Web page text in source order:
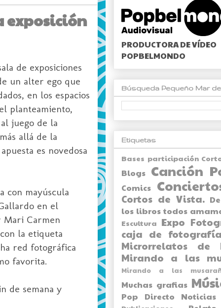
exposición
de exposiciones
un alter ego que
en los espacios
planteamiento,
juego de la
allá de la
es novedosa
con mayúscula
en el
Mari Carmen
la etiqueta
red fotográfica
favorita.
de semana y
PRODUCTORA DE VÍDEO
POPBELMONDO
Búsqueda Pequeño Mar
Etiquetas
Bases participación
Blogs Canción
Comics
Cortos de Vista.
los libros todos
Escultura Expo
caja de
Microrrelatos de
Mirando a las
Mirando a las
Muchas grafias
Pop Directo Noticias